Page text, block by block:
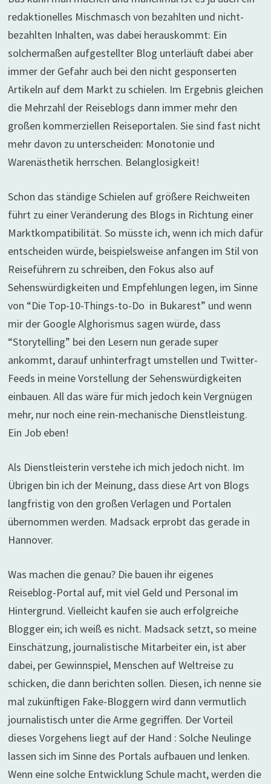
redaktionelles Mischmasch von bezahlten und nicht-
bezahlten Inhalten, was dabei herauskommt: Ein
solchermaßen aufgestellter Blog unterläuft dabei aber
immer der Gefahr auch bei den nicht gesponserten
Artikeln auf dem Markt zu schielen. Im Ergebnis gleichen
die Mehrzahl der Reiseblogs dann immer mehr den
großen kommerziellen Reiseportalen. Sie sind fast nicht
mehr davon zu unterscheiden: Monotonie und
Warenästhetik herrschen. Belanglosigkeit!
Schon das ständige Schielen auf größere Reichweiten
führt zu einer Veränderung des Blogs in Richtung einer
Marktkompatibilität. So müsste ich, wenn ich mich dafür
entscheiden würde, beispielsweise anfangen im Stil von
Reiseführern zu schreiben, den Fokus also auf
Sehenswürdigkeiten und Empfehlungen legen, im Sinne
von “Die Top-10-Things-to-Do in Bukarest” und wenn
mir der Google Alghorismus sagen würde, dass
“Storytelling” bei den Lesern nun gerade super
ankommt, darauf unhinterfragt umstellen und Twitter-
Feeds in meine Vorstellung der Sehenswürdigkeiten
einbauen. All das wäre für mich jedoch kein Vergnügen
mehr, nur noch eine rein-mechanische Dienstleistung.
Ein Job eben!
Als Dienstleisterin verstehe ich mich jedoch nicht. Im
Übrigen bin ich der Meinung, dass diese Art von Blogs
langfristig von den großen Verlagen und Portalen
übernommen werden. Madsack erprobt das gerade in
Hannover.
Was machen die genau? Die bauen ihr eigenes
Reiseblog-Portal auf, mit viel Geld und Personal im
Hintergrund. Vielleicht kaufen sie auch erfolgreiche
Blogger ein; ich weiß es nicht. Madsack setzt, so meine
Einschätzung, journalistische Mitarbeiter ein, ist aber
dabei, per Gewinnspiel, Menschen auf Weltreise zu
schicken, die dann berichten sollen. Diesen, ich nenne sie
mal zukünftigen Fake-Bloggern wird dann vermutlich
journalistisch unter die Arme gegriffen. Der Vorteil
dieses Vorgehens liegt auf der Hand : Solche Neulinge
lassen sich im Sinne des Portals aufbauen und lenken.
Wenn eine solche Entwicklung Schule macht, werden die